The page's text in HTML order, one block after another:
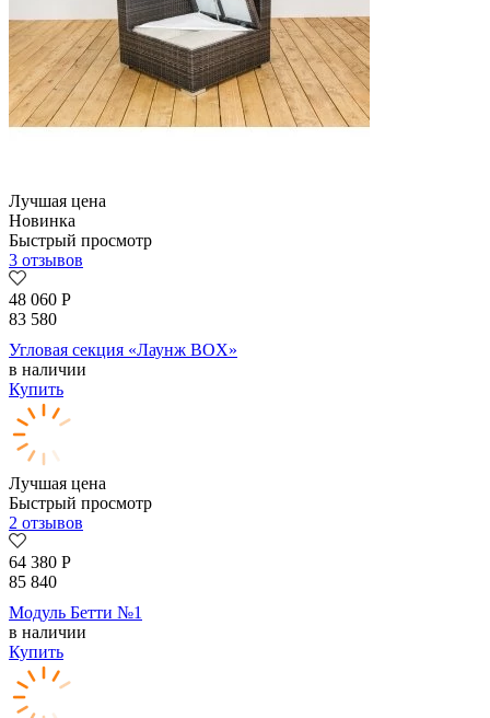
Лучшая цена
Новинка
Быстрый просмотр
3 отзывов
48 060 Р
83 580
Угловая секция «Лаунж BOX»
в наличии
Купить
Лучшая цена
Быстрый просмотр
2 отзывов
64 380 Р
85 840
Модуль Бетти №1
в наличии
Купить